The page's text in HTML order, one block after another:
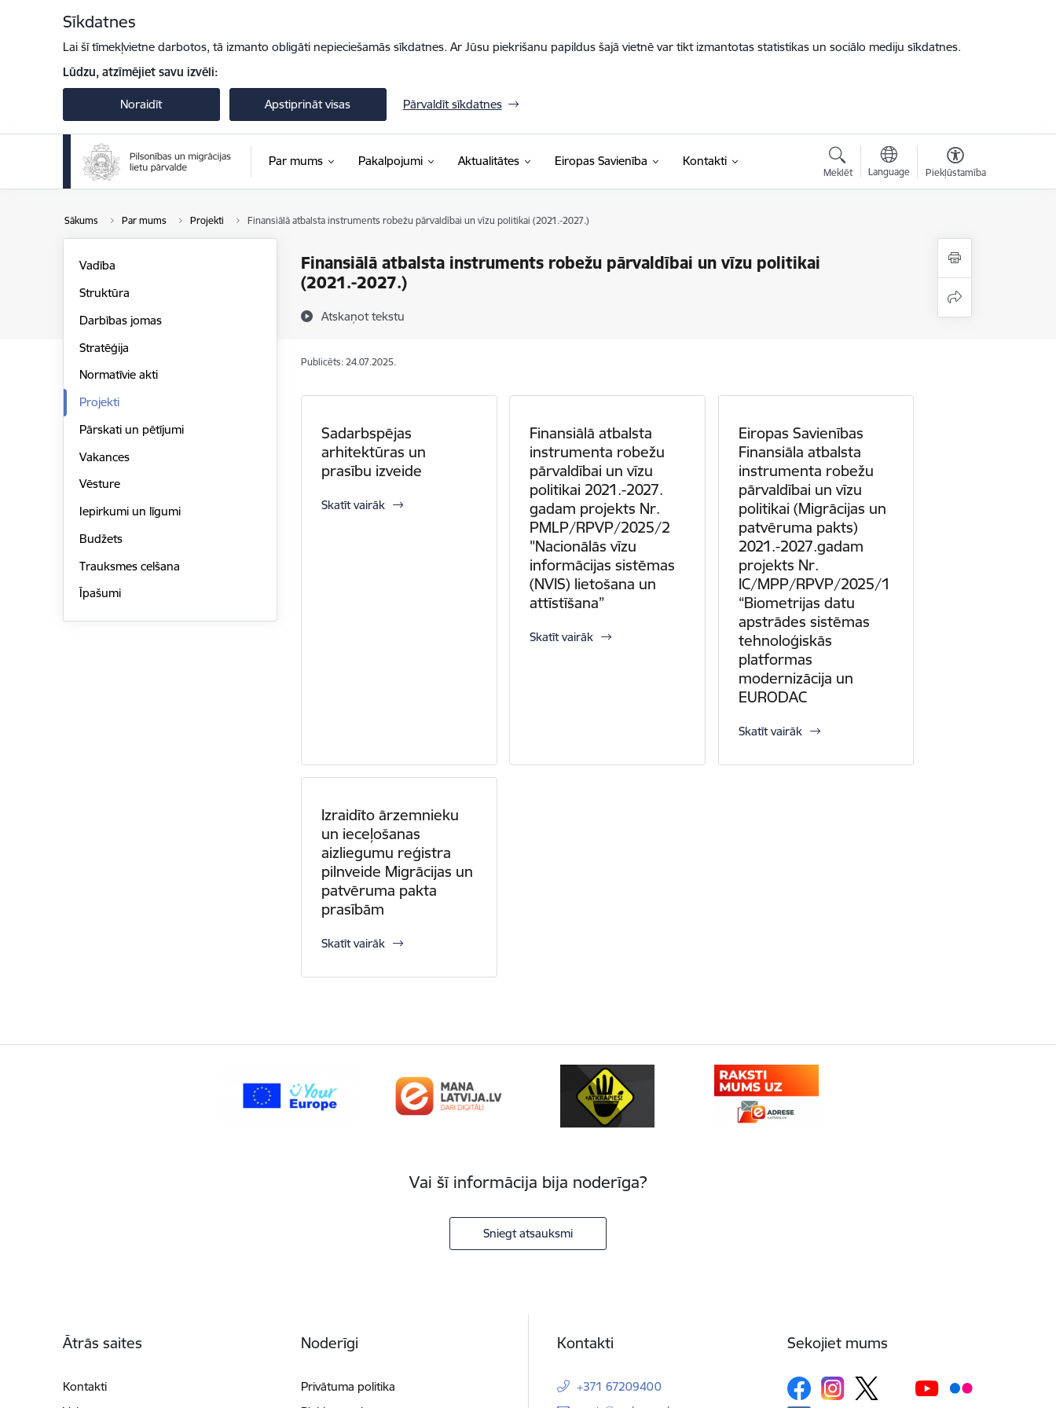
Sīkdatnes
Lai šī tīmekļvietne darbotos, tā izmanto obligāti nepieciešamās sīkdatnes. Ar Jūsu piekrišanu papildus šajā vietnē var tikt izmantotas statistikas un sociālo mediju sīkdatnes.
Lūdzu, atzīmējiet savu izvēli:
Noraidīt Apstiprināt visas Pārvaldīt sīkdatnes
Par mums Pakalpojumi Aktualitātes Eiropas Savienība Kontakti
Meklēt Language Piekļūstamība
Sākums Par mums Projekti Finansiālā atbalsta instruments robežu pārvaldībai un vīzu politikai (2021.-2027.)
Finansiālā atbalsta instruments robežu pārvaldībai un vīzu politikai
(2021.-2027.)
Atskaņot tekstu
Vadība
Struktūra
Darbības jomas
Stratēģija
Normatīvie akti
Projekti
Pārskati un pētījumi
Vakances
Vēsture
Iepirkumi un līgumi
Budžets
Trauksmes celšana
Īpašumi
Publicēts: 24.07.2025.
Sadarbspējas
arhitektūras un
prasību izveide
Skatīt vairāk
Finansiālā atbalsta
instrumenta robežu
pārvaldībai un vīzu
politikai 2021.-2027.
gadam projekts Nr.
PMLP/RPVP/2025/2
"Nacionālās vīzu
informācijas sistēmas
(NVIS) lietošana un
attīstīšana”
Skatīt vairāk
Eiropas Savienības
Finansiāla atbalsta
instrumenta robežu
pārvaldībai un vīzu
politikai (Migrācijas un
patvēruma pakts)
2021.-2027.gadam
projekts Nr.
IC/MPP/RPVP/2025/1
“Biometrijas datu
apstrādes sistēmas
tehnoloģiskās
platformas
modernizācija un
EURODAC
Skatīt vairāk
Izraidīto ārzemnieku
un ieceļošanas
aizliegumu reģistra
pilnveide Migrācijas un
patvēruma pakta
prasībām
Skatīt vairāk
Vai šī informācija bija noderīga?
Sniegt atsauksmi
Ātrās saites
Kontakti
Noderīgi
Privātuma politika
Kontakti
+371 67209400
Sekojiet mums